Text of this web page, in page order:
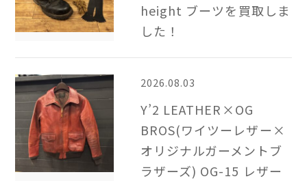
height ブーツを買取しま
した！
2026.08.03
Y’2 LEATHER×OG
BROS(ワイツーレザー×
オリジナルガーメントブ
ラザーズ) OG-15 レザー